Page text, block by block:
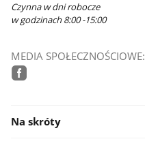
Czynna w dni robocze
w godzinach 8:00 -15:00
MEDIA SPOŁECZNOŚCIOWE:
Na skróty